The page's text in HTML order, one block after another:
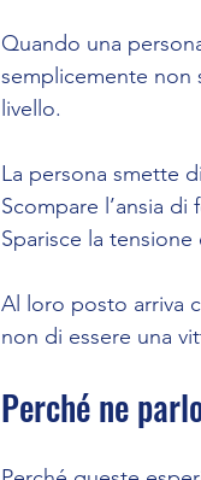
Quando una
semplicemente non
livello.
La persona smette
Scompare l’ansia
Sparisce la
Al loro posto arriva
non di essere una
Perché ne